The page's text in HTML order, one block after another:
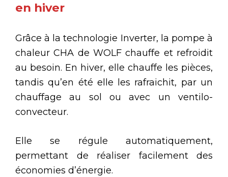
en hiver
Grâce à la technologie Inverter, la pompe à
chaleur CHA de WOLF chauffe et refroidit
au besoin. En hiver, elle chauffe les pièces,
tandis qu’en été elle les rafraichit, par un
chauffage au sol ou avec un ventilo-
convecteur.
Elle se régule automatiquement,
permettant de réaliser facilement des
économies d’énergie.